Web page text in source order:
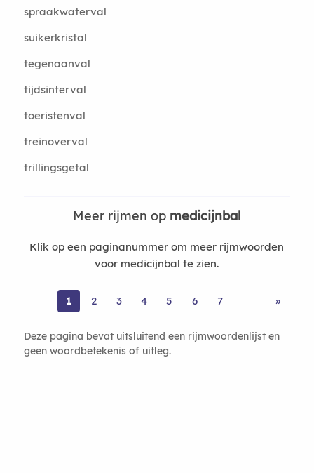
spraakwaterval
suikerkristal
tegenaanval
tijdsinterval
toeristenval
treinoverval
trillingsgetal
Meer rijmen op medicijnbal
Klik op een paginanummer om meer rijmwoorden
voor medicijnbal te zien.
1 2 3 4 5 6 7 »
Deze pagina bevat uitsluitend een rijmwoordenlijst en
geen woordbetekenis of uitleg.